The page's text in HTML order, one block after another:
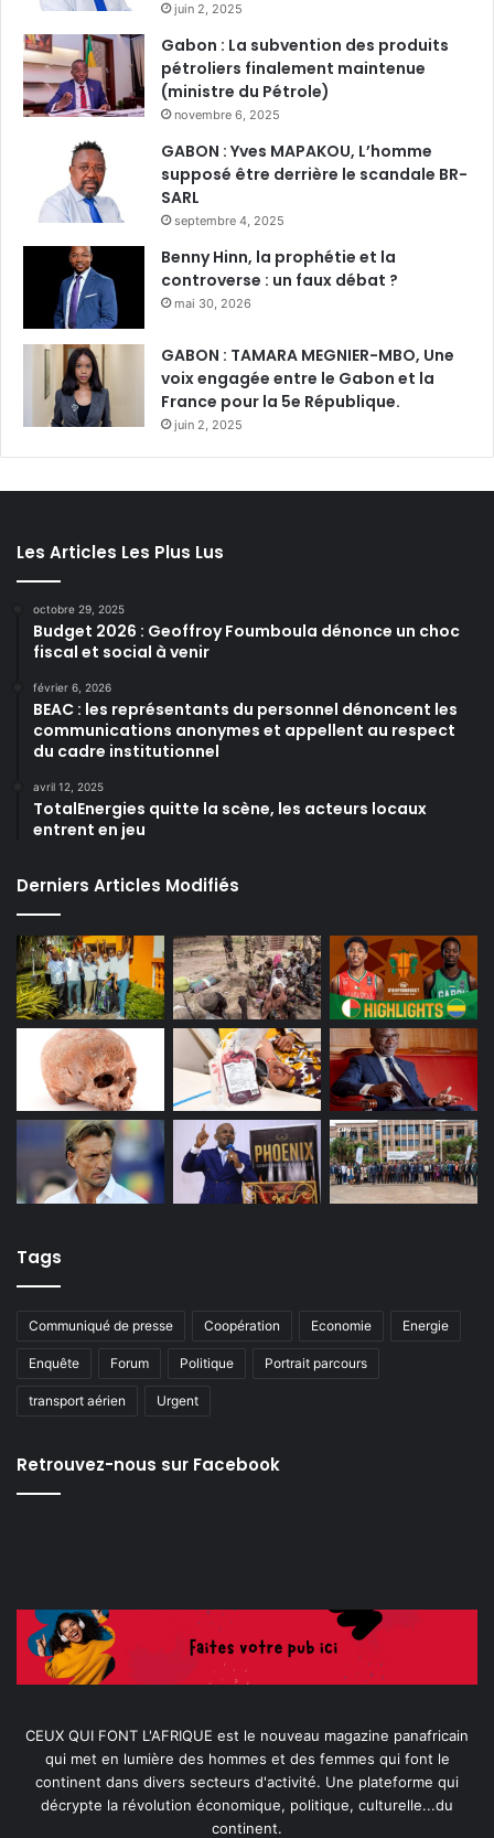
juin 2, 2025
Gabon : La subvention des produits
pétroliers finalement maintenue
(ministre du Pétrole)
novembre 6, 2025
GABON : Yves MAPAKOU, L’homme
supposé être derrière le scandale BR-
SARL
septembre 4, 2025
Benny Hinn, la prophétie et la
controverse : un faux débat ?
mai 30, 2026
GABON : TAMARA MEGNIER-MBO, Une
voix engagée entre le Gabon et la
France pour la 5e République.
juin 2, 2025
Les Articles Les Plus Lus
octobre 29, 2025
Budget 2026 : Geoffroy Foumboula dénonce un choc
fiscal et social à venir
février 6, 2026
BEAC : les représentants du personnel dénoncent les
communications anonymes et appellent au respect
du cadre institutionnel
avril 12, 2025
TotalEnergies quitte la scène, les acteurs locaux
entrent en jeu
Derniers Articles Modifiés
Tags
Communiqué de presse Coopération Economie Energie
Enquête Forum Politique Portrait parcours
transport aérien Urgent
Retrouvez-nous sur Facebook
CEUX QUI FONT L'AFRIQUE est le nouveau magazine panafricain
qui met en lumière des hommes et des femmes qui font le
continent dans divers secteurs d'activité. Une plateforme qui
décrypte la révolution économique, politique, culturelle...du
continent.